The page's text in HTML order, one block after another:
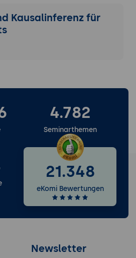
Kausalinferenz für
4.782
Seminarthemen
21.348
eKomi Bewertungen
Newsletter